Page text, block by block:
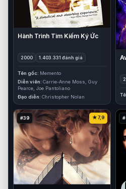
Hành Trình Tìm Kiếm Ký Ức
2000 1.403.331 đánh giá
Tên gốc Memento
Diễn viên Carrie-Anne Moss, Guy
Pearce, Joe Pantoliano
Đạo diễn Christopher Nolan
#39 7,9